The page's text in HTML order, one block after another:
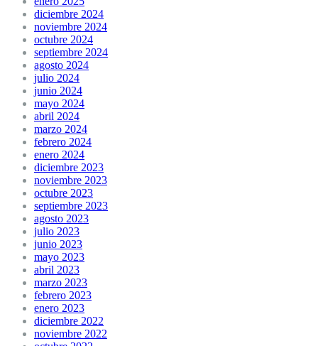
diciembre 2024
noviembre 2024
octubre 2024
septiembre 2024
agosto 2024
julio 2024
junio 2024
mayo 2024
abril 2024
marzo 2024
febrero 2024
enero 2024
diciembre 2023
noviembre 2023
octubre 2023
septiembre 2023
agosto 2023
julio 2023
junio 2023
mayo 2023
abril 2023
marzo 2023
febrero 2023
enero 2023
diciembre 2022
noviembre 2022